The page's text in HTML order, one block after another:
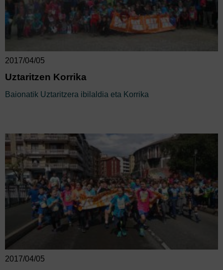
2017/04/05
Uztaritzen Korrika
Baionatik Uztaritzera ibilaldia eta Korrika
2017/04/05